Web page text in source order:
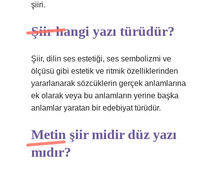
şiiri.
Şiir hangi yazı türüdür?
Şiir, dilin ses estetiği, ses sembolizmi ve
ölçüsü gibi estetik ve ritmik özelliklerinden
yararlanarak sözcüklerin gerçek anlamlarına
ek olarak veya bu anlamların yerine başka
anlamlar yaratan bir edebiyat türüdür.
Metin şiir midir düz yazı
mıdır?